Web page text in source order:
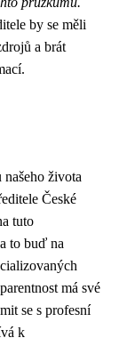
by se měli
a brát
života
České
tuto
to buď na
má své
se s profesní
k